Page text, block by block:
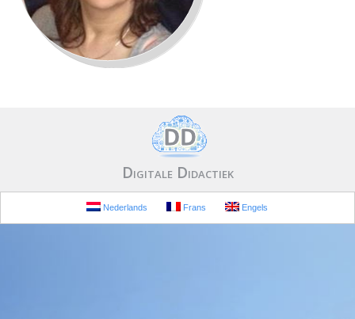
Digitale Didactiek
Nederlands Frans Engels